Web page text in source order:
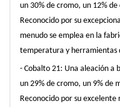
un 30% de cromo, un 12%
Reconocido por su
menudo se emplea en la
temperatura y herramientas
- Cobalto 21: Una aleación a
un 29% de cromo, un 9% de
Reconocido por su